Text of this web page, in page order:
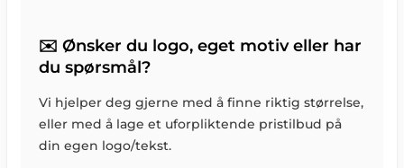
✉️ Ønsker du logo, eget motiv eller har
du spørsmål?
Vi hjelper deg gjerne med å finne riktig størrelse,
eller med å lage et uforpliktende pristilbud på
din egen logo/tekst.